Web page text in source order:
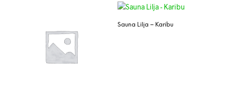
Sauna Lilja – Karibu